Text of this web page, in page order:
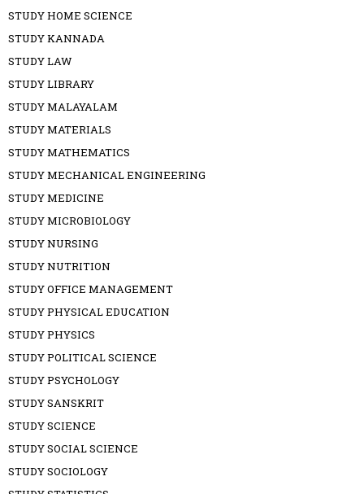
STUDY HOME SCIENCE
STUDY KANNADA
STUDY LAW
STUDY LIBRARY
STUDY MALAYALAM
STUDY MATERIALS
STUDY MATHEMATICS
STUDY MECHANICAL ENGINEERING
STUDY MEDICINE
STUDY MICROBIOLOGY
STUDY NURSING
STUDY NUTRITION
STUDY OFFICE MANAGEMENT
STUDY PHYSICAL EDUCATION
STUDY PHYSICS
STUDY POLITICAL SCIENCE
STUDY PSYCHOLOGY
STUDY SANSKRIT
STUDY SCIENCE
STUDY SOCIAL SCIENCE
STUDY SOCIOLOGY